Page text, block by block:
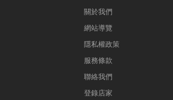
關於我們
網站導覽
隱私權政策
服務條款
聯絡我們
登錄店家